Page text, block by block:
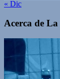
« Dic
Acerca de